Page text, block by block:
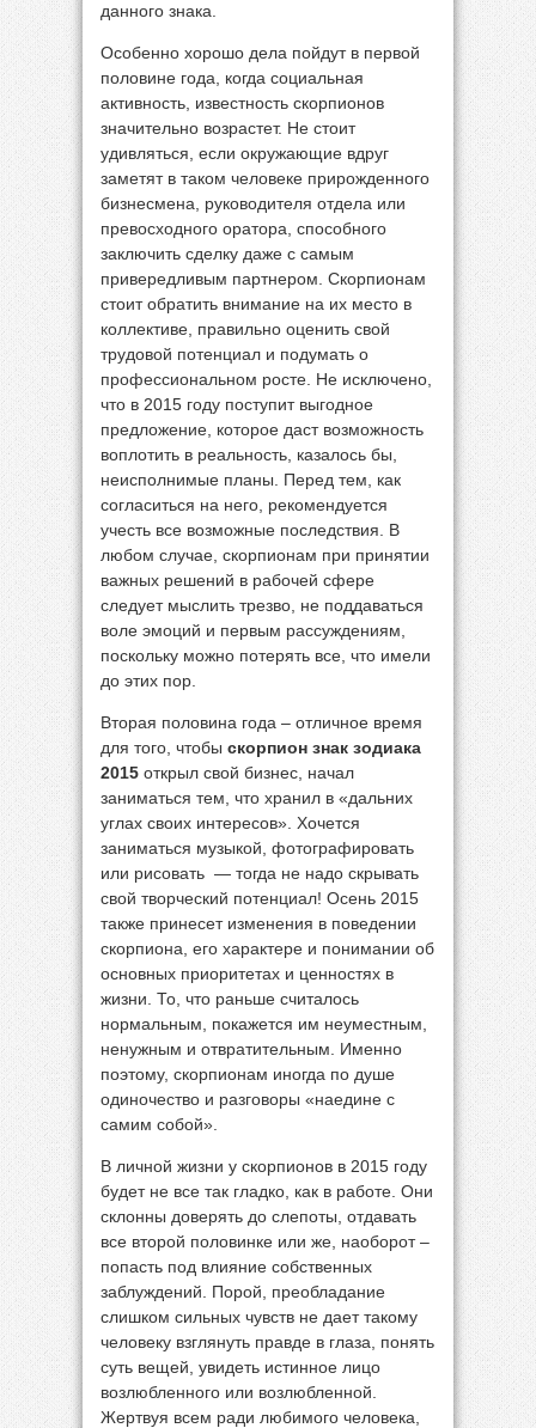
данного знака.
Особенно хорошо дела пойдут в первой
половине года, когда социальная
активность, известность скорпионов
значительно возрастет. Не стоит
удивляться, если окружающие вдруг
заметят в таком человеке прирожденного
бизнесмена, руководителя отдела или
превосходного оратора, способного
заключить сделку даже с самым
привередливым партнером. Скорпионам
стоит обратить внимание на их место в
коллективе, правильно оценить свой
трудовой потенциал и подумать о
профессиональном росте. Не исключено,
что в 2015 году поступит выгодное
предложение, которое даст возможность
воплотить в реальность, казалось бы,
неисполнимые планы. Перед тем, как
согласиться на него, рекомендуется
учесть все возможные последствия. В
любом случае, скорпионам при принятии
важных решений в рабочей сфере
следует мыслить трезво, не поддаваться
воле эмоций и первым рассуждениям,
поскольку можно потерять все, что имели
до этих пор.
Вторая половина года – отличное время
для того, чтобы скорпион знак зодиака
2015 открыл свой бизнес, начал
заниматься тем, что хранил в «дальних
углах своих интересов». Хочется
заниматься музыкой, фотографировать
или рисовать — тогда не надо скрывать
свой творческий потенциал! Осень 2015
также принесет изменения в поведении
скорпиона, его характере и понимании об
основных приоритетах и ценностях в
жизни. То, что раньше считалось
нормальным, покажется им неуместным,
ненужным и отвратительным. Именно
поэтому, скорпионам иногда по душе
одиночество и разговоры «наедине с
самим собой».
В личной жизни у скорпионов в 2015 году
будет не все так гладко, как в работе. Они
склонны доверять до слепоты, отдавать
все второй половинке или же, наоборот –
попасть под влияние собственных
заблуждений. Порой, преобладание
слишком сильных чувств не дает такому
человеку взглянуть правде в глаза, понять
суть вещей, увидеть истинное лицо
возлюбленного или возлюбленной.
Жертвуя всем ради любимого человека,